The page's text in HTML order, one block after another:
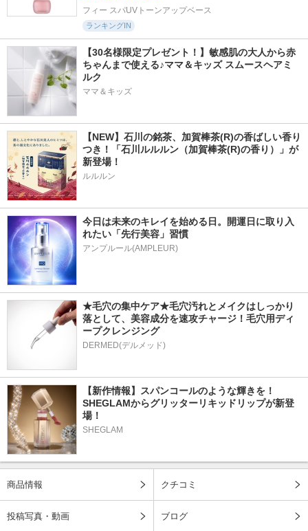
フィー スパUVトーンアップベース
ランキングIN
【30名様限定プレゼント！】敏感肌の大人から赤
ちゃんまで使える♪ママ＆キッズ スムースヘアミ
ルク
ママ＆キッズ
【NEW】石川の銘茶、加賀棒茶(R)の香ばしい香り
つき！「石川ルルルン（加賀棒茶(R)の香り）」が
新登場！
ルルルン
今日は未来のキレイを始める日。開運日に取り入
れたい「先行美容」習慣
アンプルール(AMPLEUR)
★毛穴の集中ケア★毛穴汚れとメイクはしっかり
落として、美容成分を速攻チャージ！毛穴用ディ
ープクレンジング
DERMED(デルメッド)
【新作情報】スパンコールのような輝きを！
SHEGLAMからグリッターリキッドリップが新登
場！
SHEGLAM
商品情報 クチコミ
投稿写真・動画 ブログ